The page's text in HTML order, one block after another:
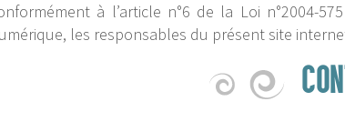
à l’article n°6 de la Loi n°2004-
les responsables du présent site